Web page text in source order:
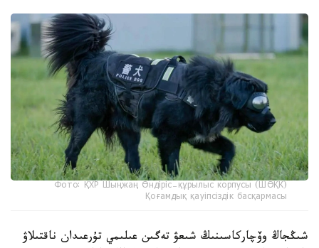
Фото: ҚХР Шыңжаң Өндіріс-құрылыс корпусы (ШӨҚК)
Қоғамдық қауіпсіздік басқармасы
شىڭجاڭ وۆچاركاسىنىڭ شىعۋ تەگىن عىلىمي تۇرعىدان ناقتىلاۋ